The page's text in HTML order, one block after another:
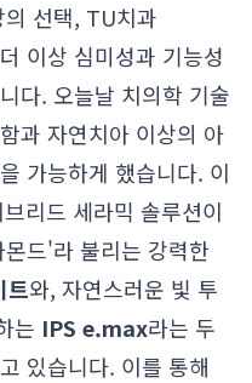
선택, TU치과
이상 심미성과 기능성
다. 오늘날 치의학 기술
과 자연치아 이상의 아
가능하게 했습니다. 이
리드 세라믹 솔루션이
드'라 불리는 강력한
트와, 자연스러운 빛 투
는 IPS e.max라는 두
있습니다. 이를 통해